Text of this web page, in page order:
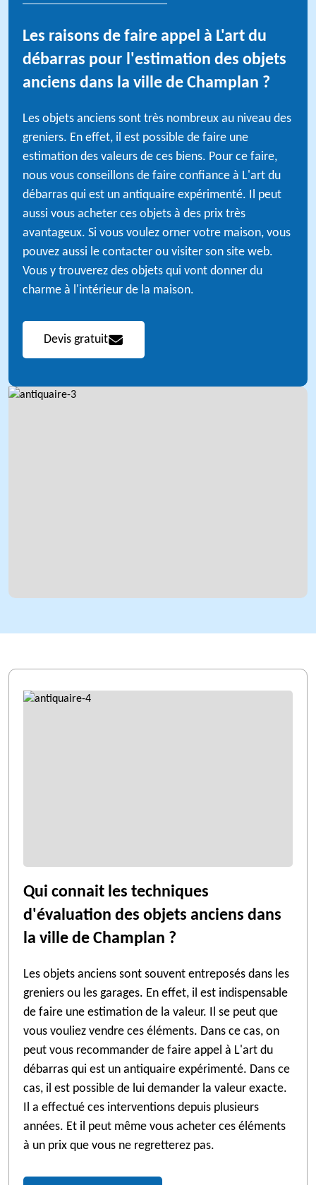
Les raisons de faire appel à L'art du
débarras pour l'estimation des objets
anciens dans la ville de Champlan ?
Les objets anciens sont très nombreux au niveau des
greniers. En effet, il est possible de faire une
estimation des valeurs de ces biens. Pour ce faire,
nous vous conseillons de faire confiance à L'art du
débarras qui est un antiquaire expérimenté. Il peut
aussi vous acheter ces objets à des prix très
avantageux. Si vous voulez orner votre maison, vous
pouvez aussi le contacter ou visiter son site web.
Vous y trouverez des objets qui vont donner du
charme à l'intérieur de la maison.
Devis gratuit
Qui connait les techniques
d'évaluation des objets anciens dans
la ville de Champlan ?
Les objets anciens sont souvent entreposés dans les
greniers ou les garages. En effet, il est indispensable
de faire une estimation de la valeur. Il se peut que
vous vouliez vendre ces éléments. Dans ce cas, on
peut vous recommander de faire appel à L'art du
débarras qui est un antiquaire expérimenté. Dans ce
cas, il est possible de lui demander la valeur exacte.
Il a effectué ces interventions depuis plusieurs
années. Et il peut même vous acheter ces éléments
à un prix que vous ne regretterez pas.